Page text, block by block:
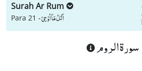
Surah Ar Rum
Para 21 -اُتْلُ مَاۤ اُوْحِیَ
سورة الروم